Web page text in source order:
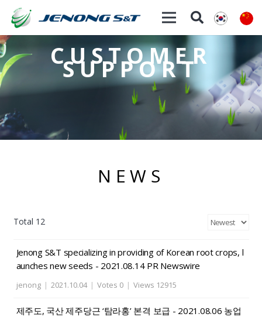
CUSTOMER
SUPPORT
NEWS
Total 12
Jenong S&T specializing in providing of Korean root crops, l
aunches new seeds - 2021.08.14 PR Newswire
jenong | 2021.10.04 | Votes 0 | Views 12915
제주도, 국산 제주당근 ‘탐라홍’ 본격 보급 - 2021.08.06 농업